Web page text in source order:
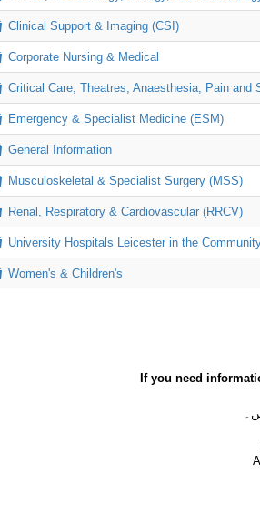
Folder
Clinical Support & Imaging (CSI)
Folder
Corporate Nursing & Medical
Folder
Critical Care, Theatres, Anaesthesia, Pain and
Folder
Emergency & Specialist Medicine (ESM)
Folder
General Information
Folder
Musculoskeletal & Specialist Surgery (MSS)
Folder
Renal, Respiratory & Cardiovascular (RRCV)
Folder
University Hospitals Leicester in the
Folder
Women's & Children's
If you need